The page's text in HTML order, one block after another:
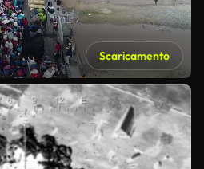
Scaricamento